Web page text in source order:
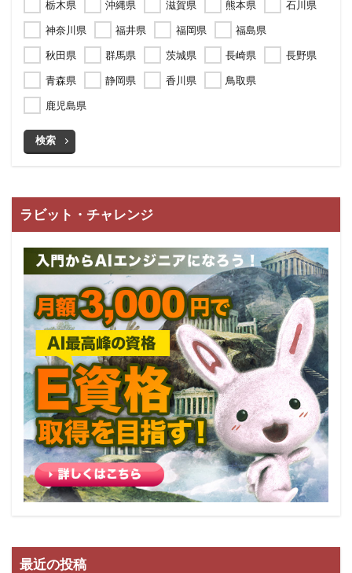
栃木県 沖縄県 滋賀県 熊本県
石川県
神奈川県
福井県 福岡県
福島県
秋田県
群馬県 茨城県 長崎県
長野県
青森県
静岡県 香川県
鳥取県
鹿児島県
検索
ラビット・チャレンジ
最近の投稿